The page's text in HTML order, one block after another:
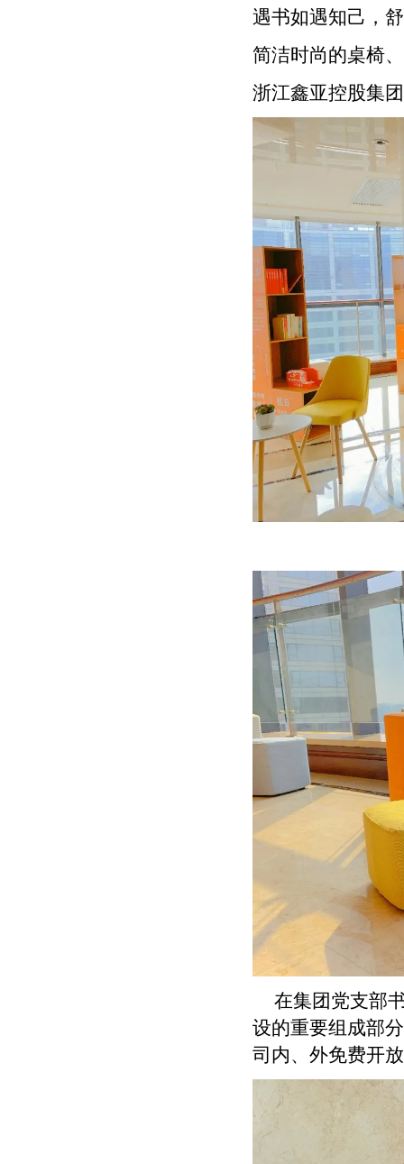
遇书如遇知己，
简洁时尚的桌椅
浙江鑫亚控股集
在集团党支部
设的重要组成部
司内、外免费开